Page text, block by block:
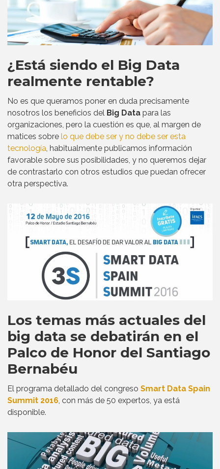
¿Está siendo el Big Data
realmente rentable?
No es que queramos poner en duda precisamente
nosotros los beneficios del Big Data para las
organizaciones, pero la cuestión es que, al margen de
matices sobre lo que debe ser y no debe ser esta
tecnología, habitualmente publicamos información
favorable sobre sus posibilidades, y no queremos dejar
de contrastarlo con otros estudios que puedan ofrecer
otra perspectiva.
Los temas más actuales del
big data se debatirán en el
Palco de Honor del Santiago
Bernabéu
El programa detallado del congreso Smart Data Spain
Summit 2016, con más de 50 expertos, ya está
disponible.